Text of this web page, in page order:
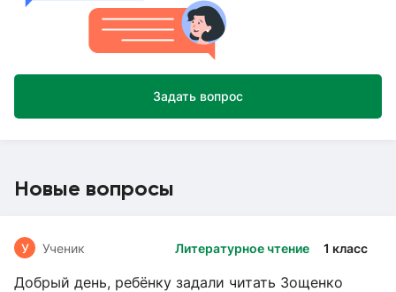
Задать вопрос
Новые вопросы
Литературное чтение 1 класс
У Ученик
Добрый день, ребёнку задали читать Зощенко